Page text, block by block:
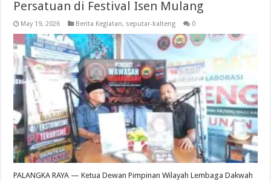
Persatuan di Festival Isen Mulang
May 19, 2026 Berita Kegiatan, seputar-kalteng 0
PALANGKA RAYA — Ketua Dewan Pimpinan Wilayah Lembaga Dakwah